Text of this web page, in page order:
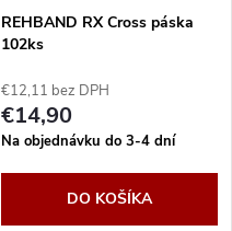
REHBAND RX Cross páska
102ks
€12,11 bez DPH
€14,90
Na objednávku do 3-4 dní
DO KOŠÍKA